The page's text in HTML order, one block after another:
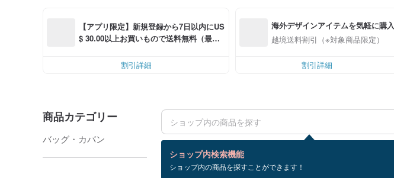
【アプリ限定】新規登録から7日以内にUS
$ 30.00以上お買いもので送料無料（最大U
割引詳細
海外デザインアイテムを気軽に購入
越境送料割引（※対象商品限定）
割引詳細
商品カテゴリー
バッグ・カバン
ショップ内検索機能
ショップ内の商品を探すことができます！
検索結果：6 件
売り切れ